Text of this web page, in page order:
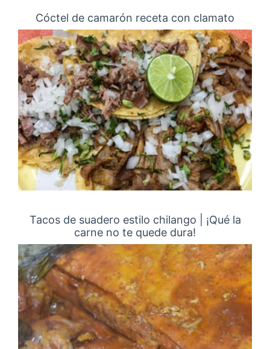
Cóctel de camarón receta con clamato
Tacos de suadero estilo chilango | ¡Qué la
carne no te quede dura!